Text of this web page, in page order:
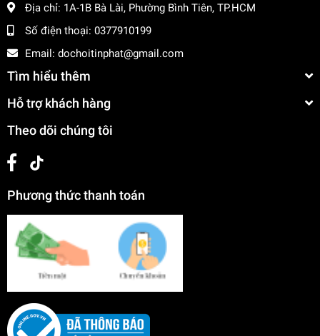
Địa chỉ: 1A-1B Bà Lài, Phường Bình Tiên, TP.HCM
Số điện thoại: 0377910199
Email: dochoitinphat@gmail.com
Tìm hiểu thêm
Hỗ trợ khách hàng
Theo dõi chúng tôi
Phương thức thanh toán